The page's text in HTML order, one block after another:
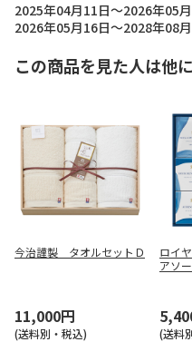
2025年04月11日～2026年05
2026年05月16日～2028年08
この商品を見た人は他
今治謹製 タオルセットＤ
11,000円
(送料別・税込)
ロイ
アソ
(送料